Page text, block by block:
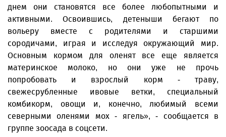
днем они становятся все более любопытными и
активными. Освоившись, детеныши бегают по
вольеру вместе с родителями и старшими
сородичами, играя и исследуя окружающий мир.
Основным кормом для оленят все еще является
материнское молоко, но они уже не прочь
попробовать и взрослый корм - траву,
свежесрубленные ивовые ветки, специальный
комбикорм, овощи и, конечно, любимый всеми
северными оленями мох - ягель», - сообщается в
группе зоосада в соцсети.